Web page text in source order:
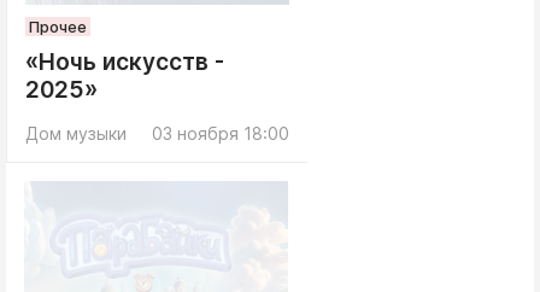
Прочее
«Ночь искусств -
2025»
03 ноября 18:00
Дом музыки